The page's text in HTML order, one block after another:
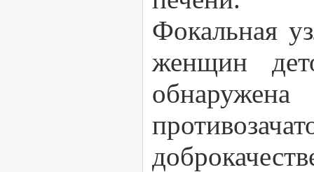
Фокальная
женщин